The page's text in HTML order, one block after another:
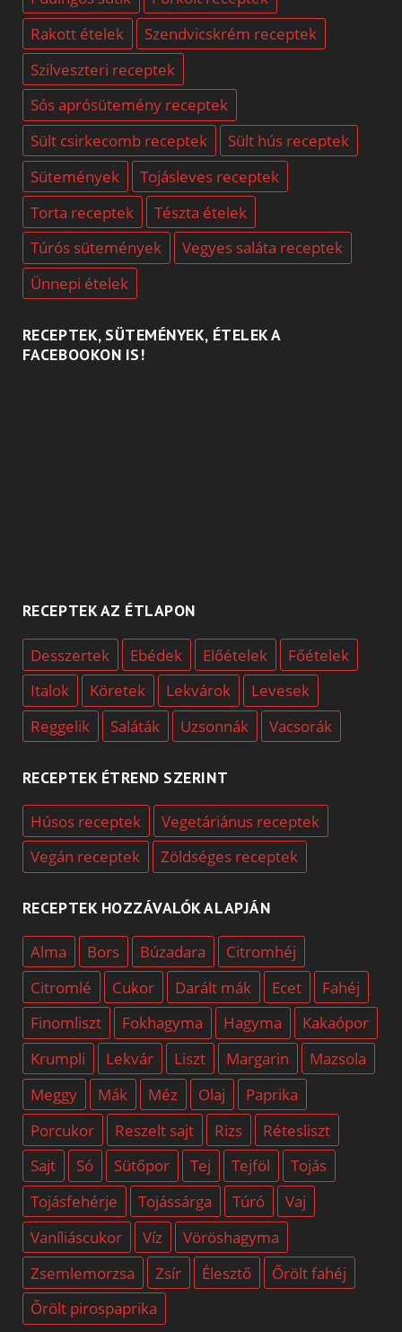
Rakott ételek
Szendvicskrém receptek
Szilveszteri receptek
Sós aprósütemény receptek
Sült csirkecomb receptek
Sült hús receptek
Sütemények
Tojásleves receptek
Torta receptek
Tészta ételek
Túrós sütemények
Vegyes saláta receptek
Ünnepi ételek
RECEPTEK, SÜTEMÉNYEK, ÉTELEK A
FACEBOOKON IS!
RECEPTEK AZ ÉTLAPON
Desszertek Ebédek Előételek
Főételek
Italok
Köretek Lekvárok
Levesek
Reggelik
Saláták Uzsonnák Vacsorák
RECEPTEK ÉTREND SZERINT
Húsos receptek
Vegetáriánus receptek
Vegán receptek
Zöldséges receptek
RECEPTEK HOZZÁVALÓK ALAPJÁN
Alma Bors Búzadara
Citromhéj
Citromlé
Cukor Darált mák Ecet
Fahéj
Finomliszt
Fokhagyma Hagyma
Kakaópor
Krumpli
Lekvár Liszt Margarin
Mazsola
Meggy
Mák Méz Olaj
Paprika
Porcukor
Reszelt sajt Rizs
Rétesliszt
Sajt
Só Sütőpor Tej Tejföl
Tojás
Tojásfehérje
Tojássárga Túró
Vaj
Vaníliáscukor
Víz
Vöröshagyma
Zsemlemorzsa
Zsír Élesztő
Őrölt fahéj
Őrölt pirospaprika